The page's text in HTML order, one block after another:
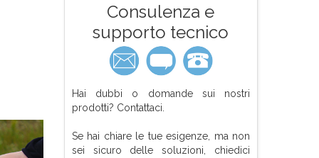
Consulenza e
supporto tecnico
Hai dubbi o domande sui nostri
prodotti? Contattaci.
Se hai chiare le tue esigenze, ma non
sei sicuro delle soluzioni, chiedici